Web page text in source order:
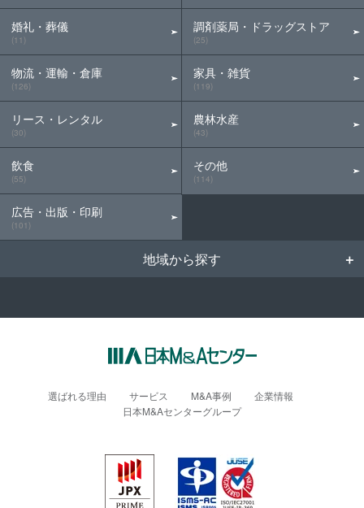
婚礼・葬儀
(11)
物流・運輸・倉庫
(126)
リース・レンタル
(30)
飲食
(55)
広告・出版・印刷
(101)
調剤薬局・ドラッグストア
(25)
家具・雑貨
(119)
農林水産
(43)
その他
(114)
地域から探す
選ばれる理由 サービス M&A事例
企業情報
日本M&Aセンターグループ